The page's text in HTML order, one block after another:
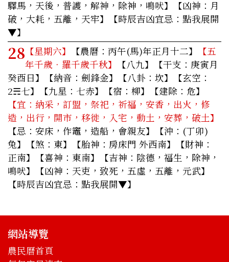
驛馬，天後，普護，解神，除神，鳴吠】【凶神：月
破，大耗，五離，天牢】
【時辰吉凶宜忌：點我展開
▼】
28 【星期六】 【農曆：丙午(馬)年正月十二】
【五
年千歲‧羅千歲千秋】
【八九】【干支：庚寅月
癸酉日】【納音：劍鋒金】【八卦：坎】【玄空：
2☴七】【九星：七赤】【宿：柳】【建除：危】
【宜：納采，訂盟，祭祀，祈福，安香，出火，修
造，出行，開市，移徙，入宅，動土，安葬，破土】
【忌：安床，作竈，造船，會親友】【沖：(丁卯)
兔】【煞：東】【胎神：房床門 外西南】【財神：
正南】【喜神：東南】【吉神：陰德，福生，除神，
鳴吠】【凶神：天吏，致死，五虛，五離，元武】
【時辰吉凶宜忌：點我展開▼】
網站導覽
農民曆首頁